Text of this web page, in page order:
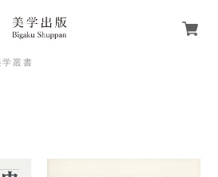
学叢書